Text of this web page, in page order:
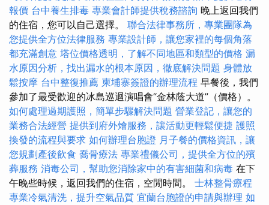
報價 台中養生排毒 專業會計師提供稅務諮詢 晚上返回我們
的住宿，您可以自己選擇。 聯合法律事務所，專業團隊為
您提供全方位法律服務 專業設計師，讓您家裡的每個角落
都充滿創意 塔位價格透明，了解不同地區和類型的價格 漏
水原因分析，找出漏水的根本原因，徹底解決問題 身體放
鬆按摩 台中整復推薦 柬埔寨簽證的辦理流程 早餐後，我們
參加了最受歡迎的冰島巡迴演唱會“金林蔭大道”（價格）。
如何處理過期護照，簡單步驟解決問題 營業登記，讓您的
業務合法經營 提供到府外燴服務，讓活動更輕鬆便捷 護照
換發的流程與要求 如何辦理台胞證 月子餐的價格資訊，讓
您規劃產後飲食 喬骨療法 專業禮儀公司，提供全方位的殯
葬服務 消毒公司，幫助您消除家中的有害細菌和病毒 在下
午晚些時候，返回我們的住宿，空閒時間。 士林整骨療程
專業冷氣清洗，提升空氣品質 宜蘭台胞證的申請與辦理 如